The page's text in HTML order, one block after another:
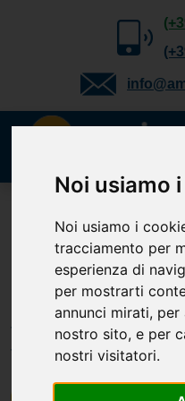
Noi usiamo
Noi usiamo i
tracciamento per
esperienza di
per mostrarti
annunci mirati,
nostro sito, e per
nostri visitatori.
Richiedi
il tuo
Cessione del
Personale, TFS
tua
fattibilità.